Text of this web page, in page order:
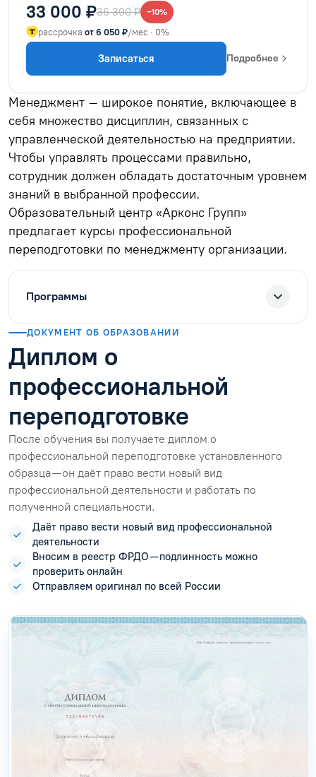
33 000 ₽36 300 ₽ −10%
рассрочка от 6 050 ₽/мес · 0%
Записаться Подробнее
Менеджмент – широкое понятие, включающее в
себя множество дисциплин, связанных с
управленческой деятельностью на предприятии.
Чтобы управлять процессами правильно,
сотрудник должен обладать достаточным уровнем
знаний в выбранной профессии.
Образовательный центр «Арконс Групп»
предлагает курсы профессиональной
переподготовки по менеджменту организации.
Программы
ДОКУМЕНТ ОБ ОБРАЗОВАНИИ
Диплом о
профессиональной
переподготовке
После обучения вы получаете диплом о
профессиональной переподготовке установленного
образца — он даёт право вести новый вид
профессиональной деятельности и работать по
полученной специальности.
Даёт право вести новый вид профессиональной
деятельности
Вносим в реестр ФРДО — подлинность можно
проверить онлайн
Отправляем оригинал по всей России